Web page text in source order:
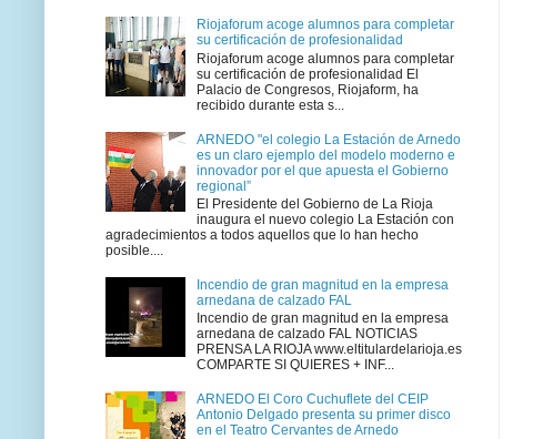
Riojaforum acoge alumnos para completar
su certificación de profesionalidad
Riojaforum acoge alumnos para completar
su certificación de profesionalidad El
Palacio de Congresos, Riojaform, ha
recibido durante esta s...
ARNEDO "el colegio La Estación de Arnedo
es un claro ejemplo del modelo moderno e
innovador por el que apuesta el Gobierno
regional”
El Presidente del Gobierno de La Rioja
inaugura el nuevo colegio La Estación con
agradecimientos a todos aquellos que lo han hecho
posible....
Incendio de gran magnitud en la empresa
arnedana de calzado FAL
Incendio de gran magnitud en la empresa
arnedana de calzado FAL NOTICIAS
PRENSA LA RIOJA www.eltitulardelarioja.es
COMPARTE SI QUIERES + INF...
ARNEDO El Coro Cuchuflete del CEIP
Antonio Delgado presenta su primer disco
en el Teatro Cervantes de Arnedo